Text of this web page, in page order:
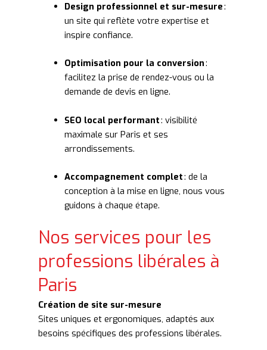
Design professionnel et sur-mesure:
un site qui reflète votre expertise et
inspire confiance.
Optimisation pour la conversion:
facilitez la prise de rendez-vous ou la
demande de devis en ligne.
SEO local performant: visibilité
maximale sur Paris et ses
arrondissements.
Accompagnement complet: de la
conception à la mise en ligne, nous vous
guidons à chaque étape.
Nos services pour les
professions libérales à
Paris
Création de site sur-mesure
Sites uniques et ergonomiques, adaptés aux
besoins spécifiques des professions libérales.